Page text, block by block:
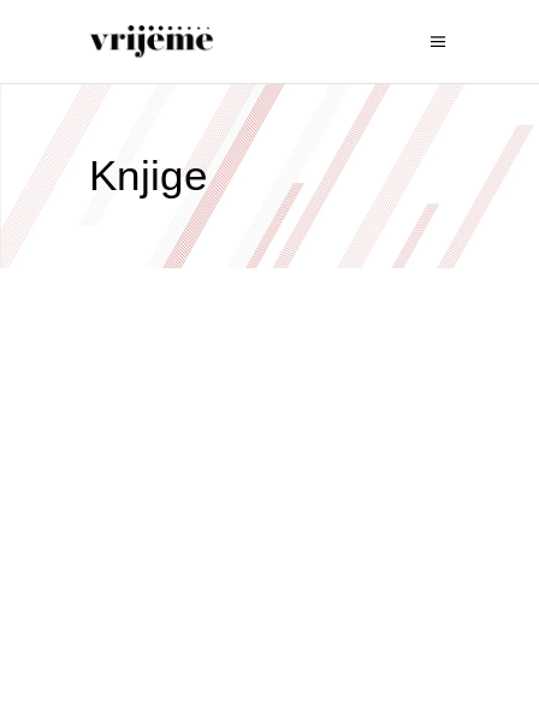
Knjige